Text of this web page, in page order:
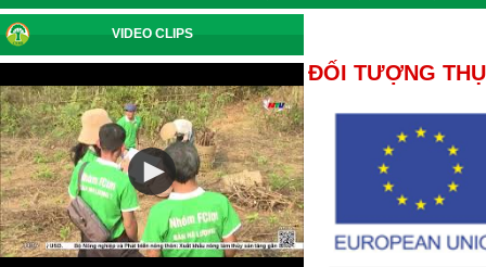
VIDEO CLIPS
ĐỐI TƯỢNG